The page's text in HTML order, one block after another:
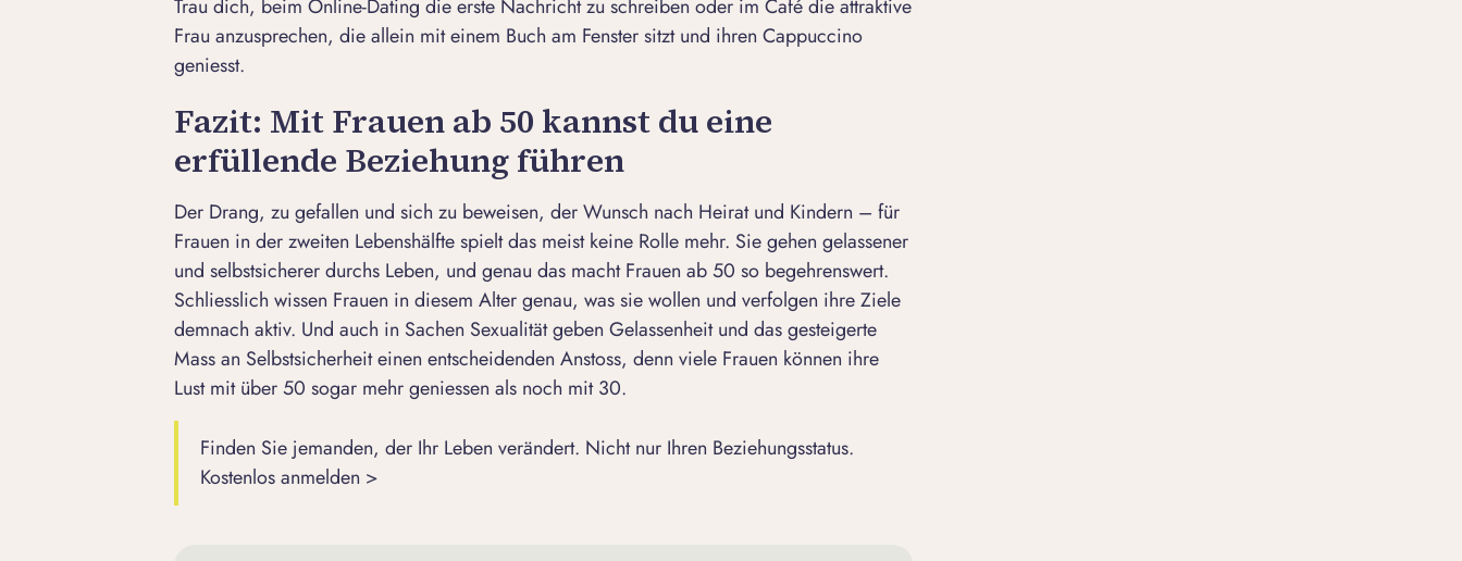
Trau dich, beim Online-Dating die erste Nachricht zu schreiben oder im Café die attraktive
Frau anzusprechen, die allein mit einem Buch am Fenster sitzt und ihren Cappuccino
geniesst.
Fazit: Mit Frauen ab 50 kannst du eine
erfüllende Beziehung führen
Der Drang, zu gefallen und sich zu beweisen, der Wunsch nach Heirat und Kindern – für
Frauen in der zweiten Lebenshälfte spielt das meist keine Rolle mehr. Sie gehen gelassener
und selbstsicherer durchs Leben, und genau das macht Frauen ab 50 so begehrenswert.
Schliesslich wissen Frauen in diesem Alter genau, was sie wollen und verfolgen ihre Ziele
demnach aktiv. Und auch in Sachen Sexualität geben Gelassenheit und das gesteigerte
Mass an Selbstsicherheit einen entscheidenden Anstoss, denn viele Frauen können ihre
Lust mit über 50 sogar mehr geniessen als noch mit 30.
Finden Sie jemanden, der Ihr Leben verändert. Nicht nur Ihren Beziehungsstatus.
Kostenlos anmelden >